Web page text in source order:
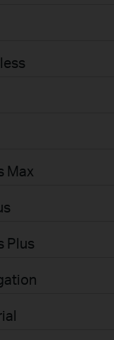
Max
Plus